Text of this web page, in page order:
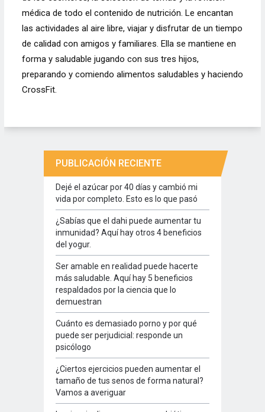
médica de todo el contenido de nutrición. Le encantan
las actividades al aire libre, viajar y disfrutar de un tiempo
de calidad con amigos y familiares. Ella se mantiene en
forma y saludable jugando con sus tres hijos,
preparando y comiendo alimentos saludables y haciendo
CrossFit.
PUBLICACIÓN RECIENTE
Dejé el azúcar por 40 días y cambió mi
vida por completo. Esto es lo que pasó
¿Sabías que el dahi puede aumentar tu
inmunidad? Aquí hay otros 4 beneficios
del yogur.
Ser amable en realidad puede hacerte
más saludable. Aquí hay 5 beneficios
respaldados por la ciencia que lo
demuestran
Cuánto es demasiado porno y por qué
puede ser perjudicial: responde un
psicólogo
¿Ciertos ejercicios pueden aumentar el
tamaño de tus senos de forma natural?
Vamos a averiguar